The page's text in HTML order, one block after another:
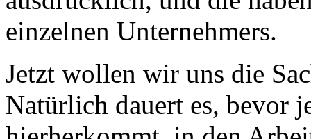
einzelnen Unternehmers.
Jetzt wollen wir uns die
Natürlich dauert es, bevor